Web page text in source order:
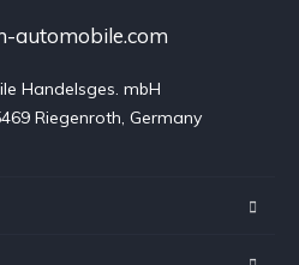
automobile.com
Handelsges. mbH
Riegenroth, Germany